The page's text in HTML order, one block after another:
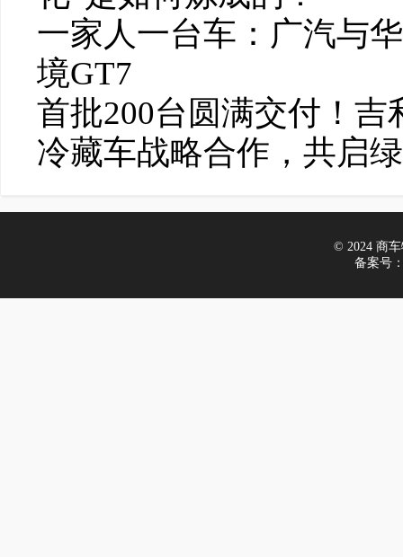
一家人一台车：广汽与
境GT7
首批200台圆满交付！
冷藏车战略合作，共启
© 2024 商车
备案号